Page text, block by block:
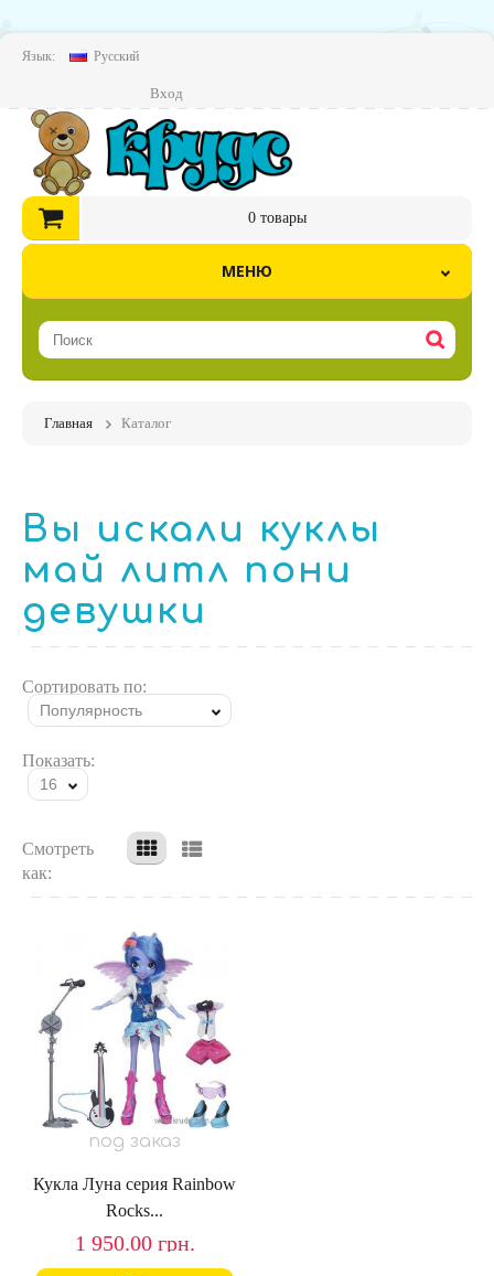
Язык: Русский
Вход
0товары
МЕНЮ
Главная Каталог
Вы искали куклы
май литл пони
девушки
Сортировать по:
Популярность
Показать:
16
Смотреть
как:
под заказ
Кукла Луна серия Rainbow
Rocks...
1 950.00 грн.